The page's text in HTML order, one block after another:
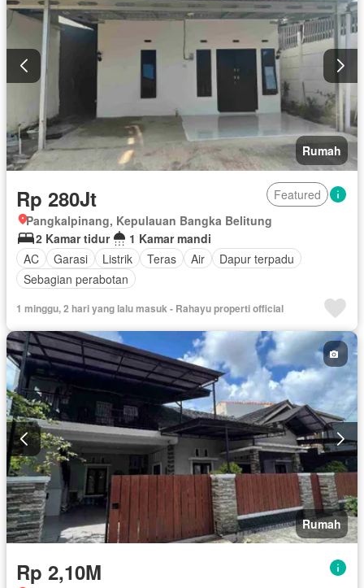
Rumah
Rp 280Jt
Featured
Pangkalpinang, Kepulauan Bangka Belitung
2 Kamar tidur
1 Kamar mandi
AC
Garasi Listrik Teras Air
Dapur terpadu
Sebagian perabotan
1 minggu, 2 hari yang lalu masuk - Rahayu properti official
Rumah
Rp 2,10M